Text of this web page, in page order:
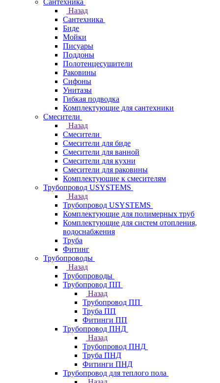
Сантехника
Назад
Сантехника
Биде
Мойки
Писуары
Поддоны
Полотенцесушители
Раковины
Сифоны
Унитазы
Гибкая подводка
Комплектующие для сантехники
Смесители
Назад
Смесители
Смесители для биде
Смесители для ванной
Смесители для кухни
Смесители для раковины
Комплектующие к смесителям
Трубопровод USYSTEMS
Назад
Трубопровод USYSTEMS
Комплектующие для полимерных труб
Комплектующие для систем отопления,
водоснабжения
Труба
Фитинг
Трубопроводы
Назад
Трубопроводы
Трубопровод ПП
Назад
Трубопровод ПП
Труба ПП
Фитинги ПП
Трубопровод ПНД
Назад
Трубопровод ПНД
Труба ПНД
Фитинги ПНД
Трубопровод для теплого пола